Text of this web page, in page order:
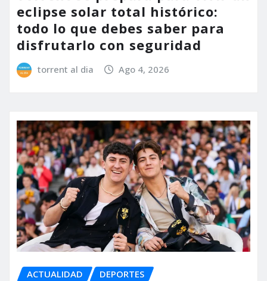
eclipse solar total histórico:
todo lo que debes saber para
disfrutarlo con seguridad
torrent al dia Ago 4, 2026
ACTUALIDAD DEPORTES